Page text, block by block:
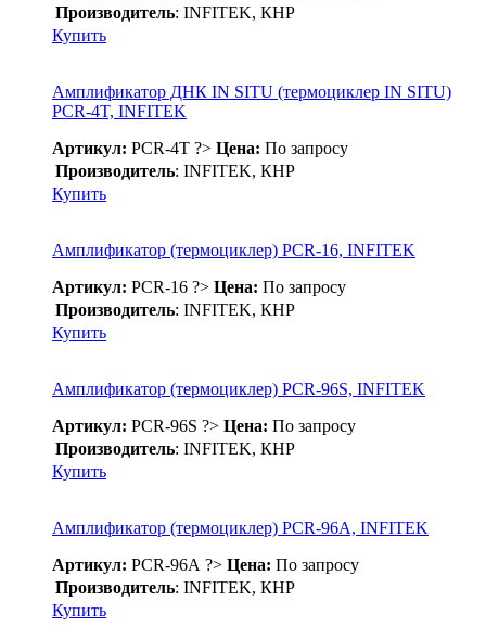
Производитель: INFITEK, КНР
Купить
Амплификатор ДНК IN SITU (термоциклер IN SITU)
PCR-4T, INFITEK
Артикул: PCR-4T ?> Цена: По запросу
Производитель: INFITEK, КНР
Купить
Амплификатор (термоциклер) PCR-16, INFITEK
Артикул: PCR-16 ?> Цена: По запросу
Производитель: INFITEK, КНР
Купить
Амплификатор (термоциклер) PCR-96S, INFITEK
Артикул: PCR-96S ?> Цена: По запросу
Производитель: INFITEK, КНР
Купить
Амплификатор (термоциклер) PCR-96А, INFITEK
Артикул: PCR-96А ?> Цена: По запросу
Производитель: INFITEK, КНР
Купить